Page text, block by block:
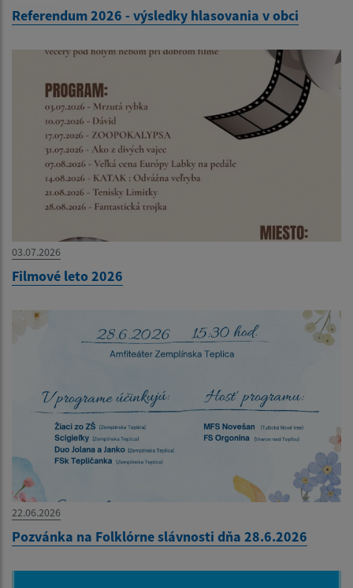
Referendum 2026 - výsledky hlasovania v obci
03.07.2026
Filmové leto 2026
22.06.2026
Pozvánka na Folklórne slávnosti dňa 28.6.2026